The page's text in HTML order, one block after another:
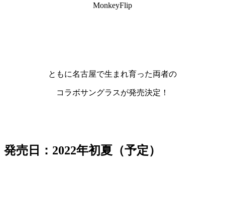
MonkeyFlip
ともに名古屋で生まれ育った両者の
コラボサングラスが発売決定！
発売日：2022年初夏（予定）